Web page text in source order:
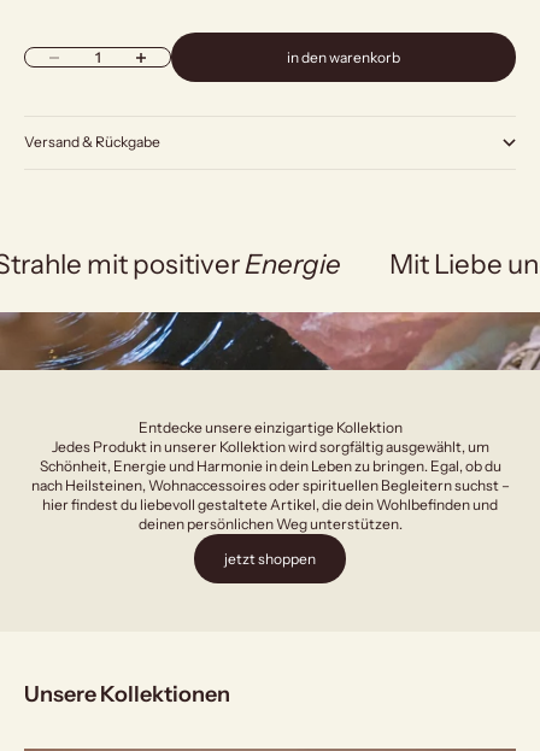
Anzahl verringernAnzahl erhöhen in den warenkorb
Versand & Rückgabe
mit positiverEnergie Mit Liebe
Entdecke unsere einzigartige Kollektion
Jedes Produkt in unserer Kollektion wird sorgfältig ausgewählt, um
Schönheit, Energie und Harmonie in dein Leben zu bringen. Egal, ob du
nach Heilsteinen, Wohnaccessoires oder spirituellen Begleitern suchst –
hier findest du liebevoll gestaltete Artikel, die dein Wohlbefinden und
deinen persönlichen Weg unterstützen.
jetzt shoppen
Unsere Kollektionen